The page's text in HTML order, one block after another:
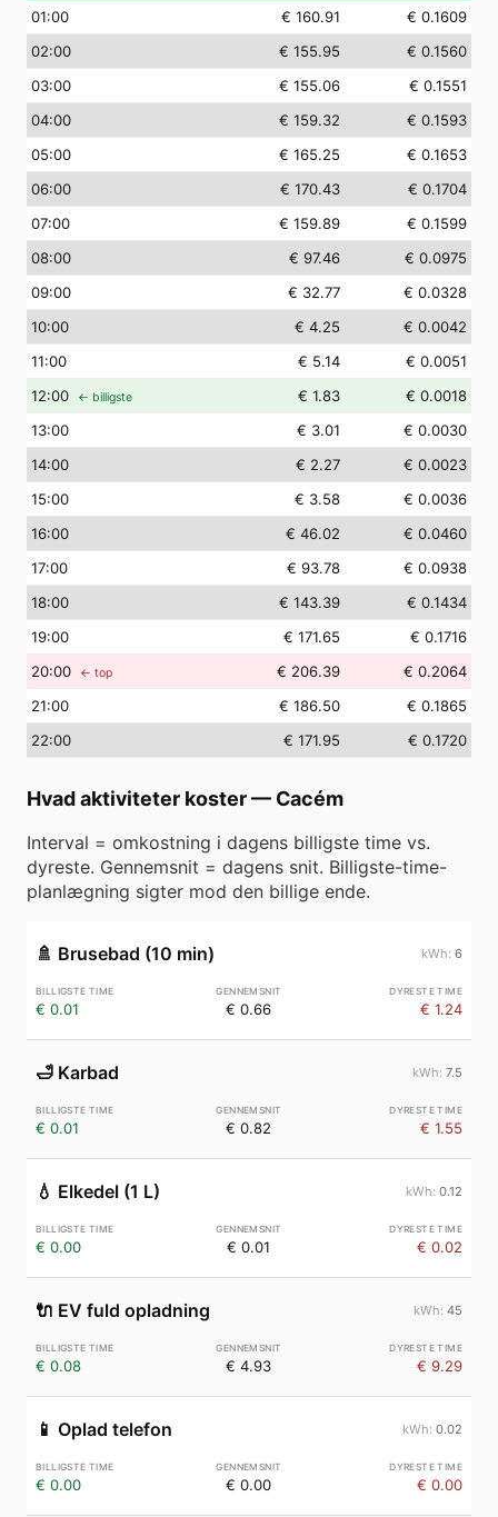
01:00 € 160.91
€ 0.1609
02:00 € 155.95
€ 0.1560
03:00 € 155.06
€ 0.1551
04:00 € 159.32
€ 0.1593
05:00 € 165.25
€ 0.1653
06:00 € 170.43
€ 0.1704
07:00 € 159.89
€ 0.1599
08:00 € 97.46
€ 0.0975
09:00 € 32.77
€ 0.0328
10:00 € 4.25
€ 0.0042
11:00 € 5.14
€ 0.0051
12:00 ← billigste € 1.83
€ 0.0018
13:00 € 3.01
€ 0.0030
14:00 € 2.27
€ 0.0023
15:00 € 3.58
€ 0.0036
16:00 € 46.02
€ 0.0460
17:00 € 93.78
€ 0.0938
18:00 € 143.39
€ 0.1434
19:00 € 171.65
€ 0.1716
20:00 ← top € 206.39
€ 0.2064
21:00 € 186.50
€ 0.1865
22:00 € 171.95 € 0.1720
Hvad aktiviteter koster— Cacém
Interval = omkostning i dagens billigste time vs.
dyreste. Gennemsnit = dagens snit. Billigste-time-
planlægning sigter mod den billige ende.
🚿 Brusebad (10 min) 6
€ 0.01 € 0.66 € 1.24
🛁 Karbad 7.5
€ 0.01 € 0.82 € 1.55
💧 Elkedel (1 L) 0.12
€ 0.00 € 0.01 € 0.02
🔌 EV fuld opladning 45
€ 0.08 € 4.93 € 9.29
📱 Oplad telefon 0.02
€ 0.00 € 0.00 € 0.00